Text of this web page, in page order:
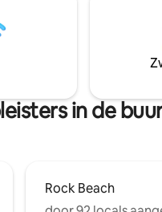
in de
Rock Beach